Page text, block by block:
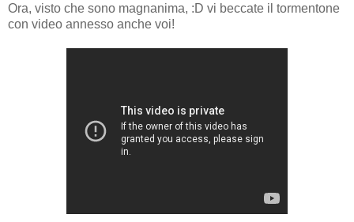
Ora, visto che sono magnanima, :D vi beccate il tormentone
con video annesso anche voi!